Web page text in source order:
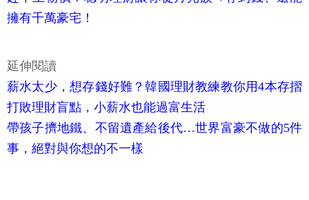
擁有千萬豪宅！
延伸閱讀
薪水太少，想存錢好難？韓國理財教練教你用4本存摺
打敗理財盲點，小薪水也能過富生活
帶孩子擠地鐵、不留遺產給後代…世界富豪不做的5件
事，絕對與你想的不一樣